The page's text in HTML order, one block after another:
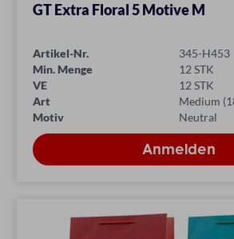
GT Extra Floral 5 Motive M
Artikel-Nr.
345-H453
Min. Menge
12 STK
VE
12 STK
Art
Medium
Motiv
Neutral